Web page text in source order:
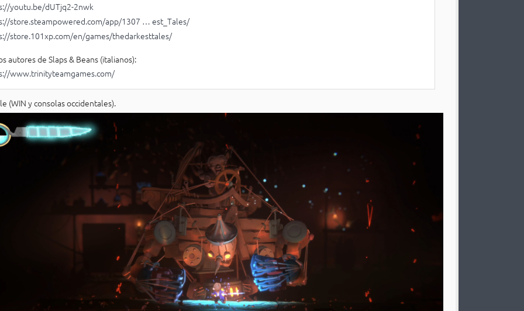
youtu.be/dUTjq2-2nwk
store.steampowered.com/app/1307 … est_Tales/
store.101xp.com/en/games/thedarkesttales/
autores de Slaps & Beans (italianos):
www.trinityteamgames.com/
(WIN y consolas occidentales).